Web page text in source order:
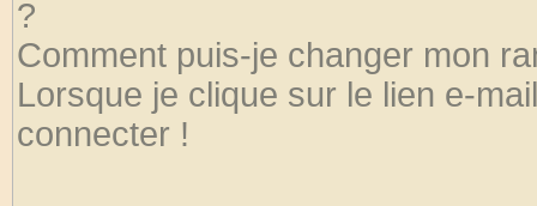
?
Comment puis-je changer mon
Lorsque je clique sur le lien e-
connecter !